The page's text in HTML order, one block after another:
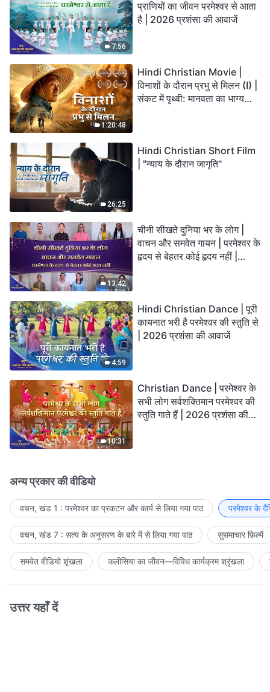
7:56
प्राणियों का जीवन परमेश्वर से आता
है | 2026 प्रशंसा की आवाजें
1:20:48
Hindi Christian Movie |
विनाशों के दौरान प्रभु से मिलन (I) |
संकट में पृथ्वी: मानवता का भाग्य
26:25
Hindi Christian Short Film
| "न्याय के दौरान जागृति"
13:42
चीनी सीखते दुनिया भर के लोग |
वाचन और समवेत गायन | परमेश्वर के
हृदय से बेहतर कोई हृदय नहीं |
4:59
Hindi Christian Dance | पूरी
कायनात भरी है परमेश्वर की स्तुति से
| 2026 प्रशंसा की आवाजें
10:31
Christian Dance | परमेश्वर के
सभी लोग सर्वशक्तिमान परमेश्वर की
स्तुति गाते हैं | 2026 प्रशंसा की
अन्य प्रकार की वीडियो
वचन, खंड 1 : परमेश्वर का प्रकटन और कार्य से लिया गया पाठ परमेश्वर के
वचन, खंड 7 : सत्य के अनुसरण के बारे में से लिया गया पाठ सुसमाचार फ़िल्में
समवेत वीडियो शृंखला कलीसिया का जीवन—विविध कार्यक्रम श्रृंखला
उत्तर यहाँ दें